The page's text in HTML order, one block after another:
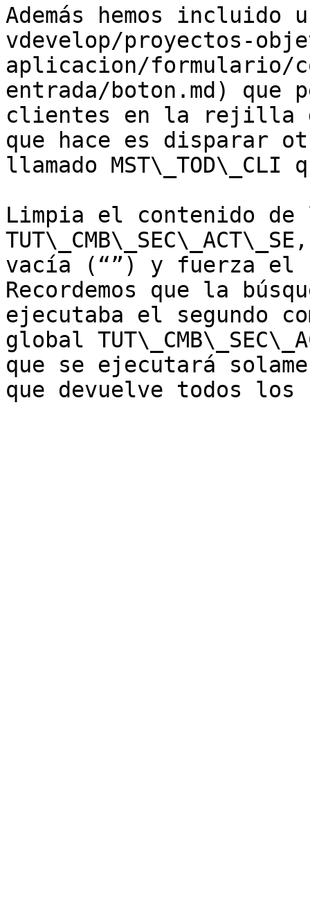
Además hemos
vdevelop/proyectos-
aplicacion/formulario/
entrada/boton.md) que
clientes en la rejilla
que hace es disparar
llamado
Limpia el contenido
vacía (“”) y fuerza
Recordemos que la
ejecutaba el segundo
global
que se ejecutará